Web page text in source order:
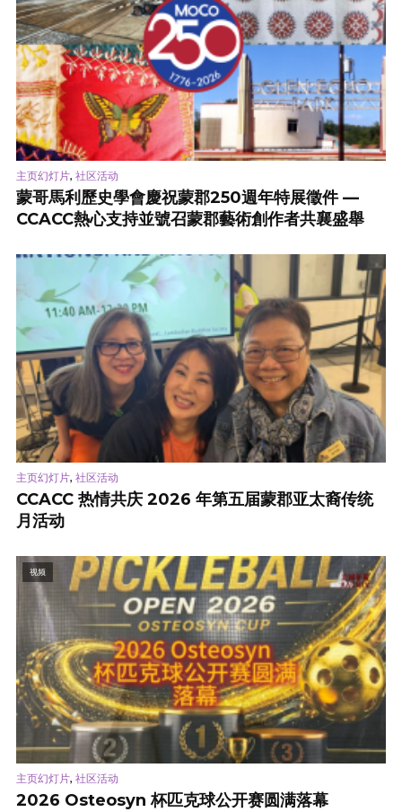
主页幻灯片, 社区活动
蒙哥馬利歷史學會慶祝蒙郡250週年特展徵件 —
CCACC熱心支持並號召蒙郡藝術創作者共襄盛舉
主页幻灯片, 社区活动
CCACC 热情共庆 2026 年第五届蒙郡亚太裔传统
月活动
视频
主页幻灯片, 社区活动
2026 Osteosyn 杯匹克球公开赛圆满落幕